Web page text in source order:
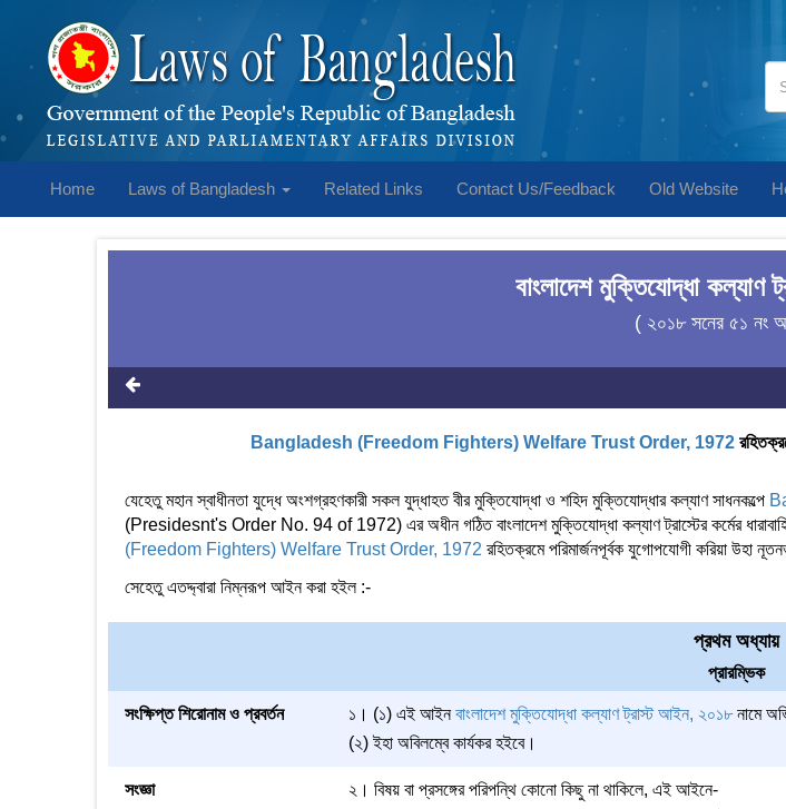
Home Laws of Bangladesh Related Links Contact Us/Feedback Old Website
বাংলাদেশ মুক্তিযোদ্ধা
( ২০১৮ সনের ৫১ নং
Bangladesh (Freedom Fighters) Welfare Trust Order, 1972
যেহেতু মহান স্বাধীনতা যুদ্ধে অংশগ্রহণকারী সকল যুদ্ধাহত বীর মুক্তিযোদ্ধা ও শহিদ মুক্তিযোদ্ধার কল্যাণ সাধনকল্পে
(Presidesnt's Order No. 94 of 1972) এর অধীন গঠিত বাংলাদেশ মুক্তিযোদ্ধা কল্যাণ ট্রাস্টের কর্মের
(Freedom Fighters) Welfare Trust Order, 1972 রহিতক্রমে পরিমার্জনপূর্বক যুগোপযোগী করিয়া উহা
সেহেতু এতদ্দ্বারা নিম্নরূপ আইন করা হইল :-
প্রথম অধ্যায়
প্রারম্ভিক
সংক্ষিপ্ত শিরোনাম ও প্রবর্তন ১। (১) এই আইনবাংলাদেশ মুক্তিযোদ্ধা কল্যাণ ট্রাস্ট আইন, ২০১৮নামে
(২) ইহা অবিলম্বে কার্যকর হইবে।
সংজ্ঞা
২। বিষয় বা প্রসঙ্গের পরিপন্থি কোনো কিছু না থাকিলে, এই আইনে-